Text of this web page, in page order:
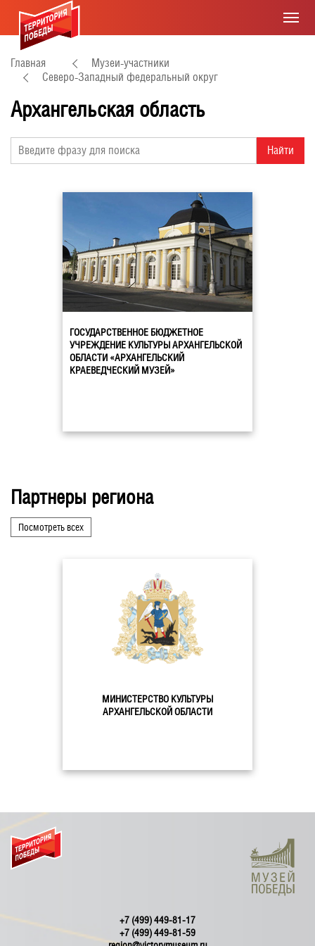
Главная
Музеи-участники
Северо-Западный федеральный округ
Архангельская область
Найти
ГОСУДАРСТВЕННОЕ БЮДЖЕТНОЕ
УЧРЕЖДЕНИЕ КУЛЬТУРЫ АРХАНГЕЛЬСКОЙ
ОБЛАСТИ «АРХАНГЕЛЬСКИЙ
КРАЕВЕДЧЕСКИЙ МУЗЕЙ»
Партнеры региона
Посмотреть всех
МИНИСТЕРСТВО КУЛЬТУРЫ
АРХАНГЕЛЬСКОЙ ОБЛАСТИ
+7 (499) 449-81-17
+7 (499) 449-81-59